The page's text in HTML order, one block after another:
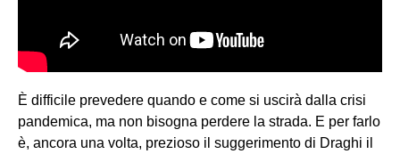
È difficile prevedere quando e come si uscirà dalla crisi
pandemica, ma non bisogna perdere la strada. E per farlo
è, ancora una volta, prezioso il suggerimento di Draghi il